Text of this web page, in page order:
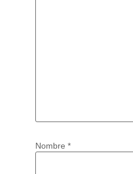
Nombre *